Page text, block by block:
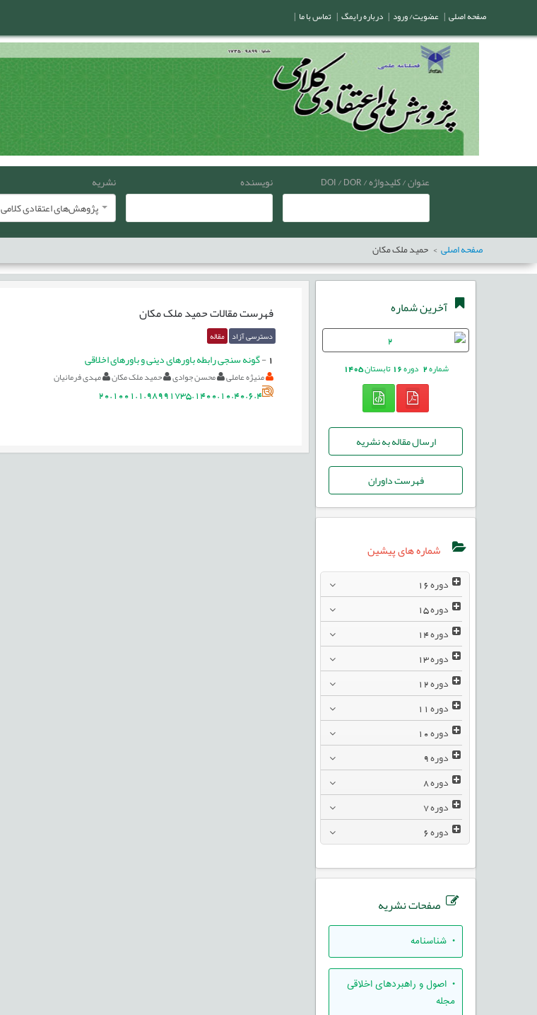
عنوان / کلیدواژه / DOI / DOR نویسنده
نشریه
پژوهش‌های اعتقادی کلامی
صفحه اصلی حمید ملک مکان
آخرین شماره
شماره2 دوره16تابستان1405
ارسال مقاله به نشریه
فهرست داوران
شماره های پیشین
دوره
دوره
دوره
دوره
دوره
دوره
دوره
دوره
دوره
دوره
دوره
صفحات نشریه
• شناسنامه
• اصول و راهبردهای اخلاقی
مجله
فهرست مقالاتحمید ملک مکان
دسترسی آزاد مقاله
1
-گونه سنجی رابطه باورهای دینی و باورهای اخلاقی
منیژه عاملی محسن جوادی حمید ملک مکان مهدی فرمانیان
20.1001.1.98991735.1400.10.40.6.4
صفحه اصلی | عضویت/ ورود | درباره رایمگ | تماس با ما |